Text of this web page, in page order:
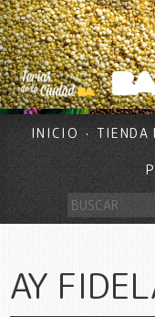
INICIO TIENDA
AY